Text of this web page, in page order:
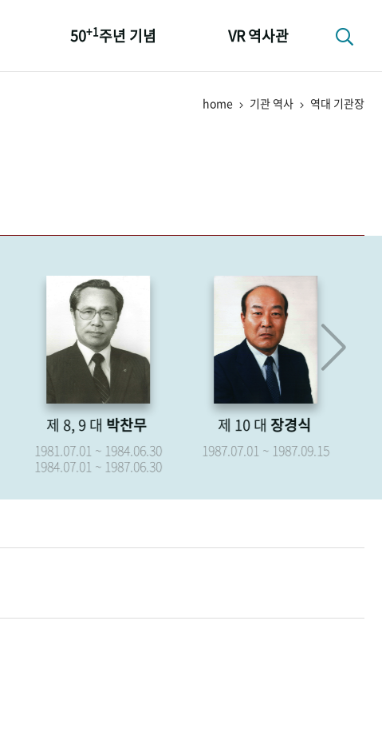
50+1주년 기념 VR 역사관
home 기관 역사 역대 기관장
제 8, 9 대 박찬무
1981.07.01 ~ 1984.06.30
1984.07.01 ~ 1987.06.30
제 10 대 장경식
1987.07.01 ~ 1987.09.15